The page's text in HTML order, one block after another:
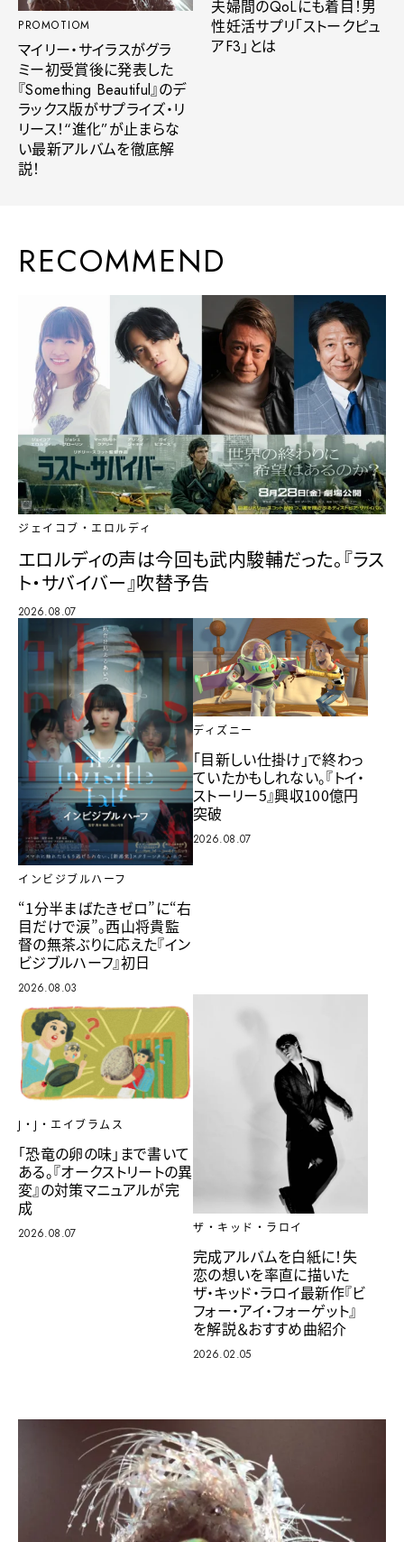
PROMOTIOM
マイリー・サイラスがグラ
ミー初受賞後に発表した
『Something Beautiful』のデ
ラックス版がサプライズ・リ
リース！“進化”が止まらな
い最新アルバムを徹底解
説！
夫婦間のQoLにも着目！男
性妊活サプリ「ストークピュ
アF3」とは
RECOMMEND
ジェイコブ・エロルディ
エロルディの声は今回も武内駿輔だった。『ラス
ト・サバイバー』吹替予告
2026.08.07
インビジブルハーフ
“1分半まばたきゼロ”に“右
目だけで涙”。西山将貴監
督の無茶ぶりに応えた『イン
ビジブルハーフ』初日
2026.08.03
ディズニー
「目新しい仕掛け」で終わっ
ていたかもしれない。『トイ・
ストーリー5』興収100億円
突破
2026.08.07
J・J・エイブラムス
「恐竜の卵の味」まで書いて
ある。『オークストリートの異
変』の対策マニュアルが完
成
2026.08.07 ザ・キッド・ラロイ
完成アルバムを白紙に！失
恋の想いを率直に描いた
ザ・キッド・ラロイ最新作『ビ
フォー・アイ・フォーゲット』
を解説＆おすすめ曲紹介
2026.02.05